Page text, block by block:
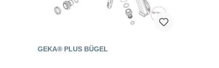
GEKA® PLUS BÜGEL